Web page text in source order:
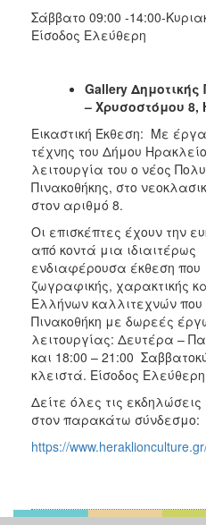
Σάββατο 09:00 -14:00-
Είσοδος Ελεύθερη
Gallery Δημοτικής
– Χρυσοστόμου 8,
Εικαστική Έκθεση: Με
τέχνης του Δήμου
λειτουργία του ο νέος
Πινακοθήκης, στο
στον αριθμό 8.
Οι επισκέπτες έχουν την
από κοντά μια ιδιαιτέρως
ενδιαφέρουσα έκθεση
ζωγραφικής, χαρακτικής
Ελλήνων καλλιτεχνών που
Πινακοθήκη με δωρεές
λειτουργίας: Δευτέρα –
και 18:00 – 21:00
κλειστά. Είσοδος Ελεύθερη
Δείτε όλες τις
στον παρακάτω σύνδεσμο:
https://